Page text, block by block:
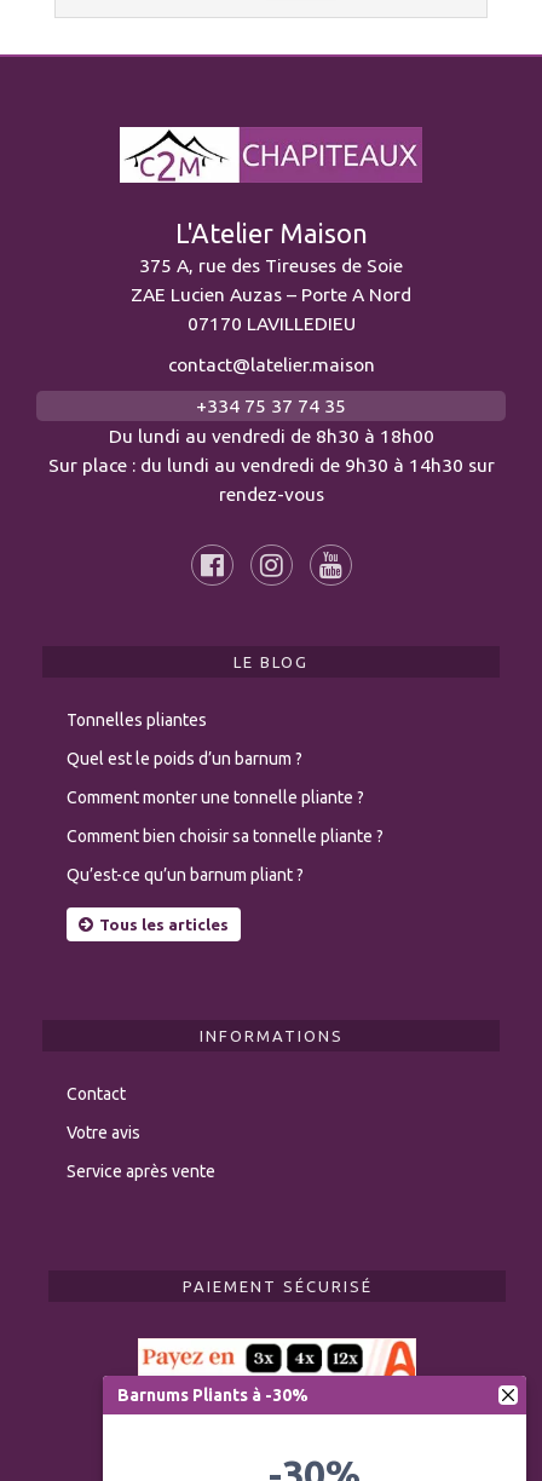
L'Atelier Maison
375 A, rue des Tireuses de Soie
ZAE Lucien Auzas – Porte A Nord
07170 LAVILLEDIEU
contact@latelier.maison
+334 75 37 74 35
Du lundi au vendredi de 8h30 à 18h00
Sur place : du lundi au vendredi de 9h30 à 14h30 sur
rendez-vous
LE BLOG
Tonnelles pliantes
Quel est le poids d’un barnum ?
Comment monter une tonnelle pliante ?
Comment bien choisir sa tonnelle pliante ?
Qu’est-ce qu’un barnum pliant ?
Tous les articles
INFORMATIONS
Contact
Votre avis
Service après vente
PAIEMENT SÉCURISÉ
Barnums Pliants à -30%